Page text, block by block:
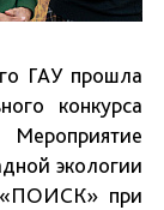
ГАУ прошла
конкурса
экологии
«ПОИСК» при